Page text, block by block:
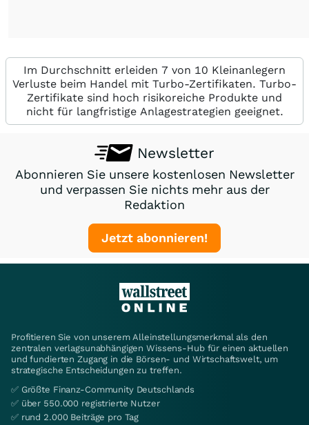
Im Durchschnitt erleiden 7 von 10 Kleinanlegern
Verluste beim Handel mit Turbo-Zertifikaten. Turbo-
Zertifikate sind hoch risikoreiche Produkte und
nicht für langfristige Anlagestrategien geeignet.
Newsletter
Abonnieren Sie unsere kostenlosen Newsletter
und verpassen Sie nichts mehr aus der
Redaktion
Jetzt abonnieren!
Profitieren Sie von unserem Alleinstellungsmerkmal als den
zentralen verlagsunabhängigen Wissens-Hub für einen aktuellen
und fundierten Zugang in die Börsen- und Wirtschaftswelt, um
strategische Entscheidungen zu treffen.
✅ Größte Finanz-Community Deutschlands
✅ über 550.000 registrierte Nutzer
✅ rund 2.000 Beiträge pro Tag